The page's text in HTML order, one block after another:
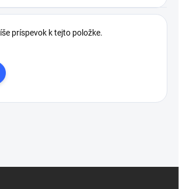
príspevok k tejto položke.